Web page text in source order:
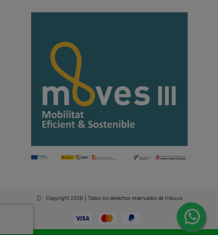
Copyright 2026 | Todos los derechos reservados de Induus.